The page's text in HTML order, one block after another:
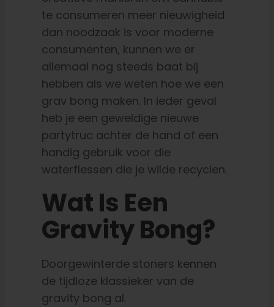
te consumeren meer nieuwigheid
dan noodzaak is voor moderne
consumenten, kunnen we er
allemaal nog steeds baat bij
hebben als we weten hoe we een
grav bong maken. In ieder geval
heb je een geweldige nieuwe
partytruc achter de hand of een
handig gebruik voor die
waterflessen die je wilde recyclen.
Wat Is Een
Gravity Bong?
Doorgewinterde stoners kennen
de tijdloze klassieker van de
gravity bong al.